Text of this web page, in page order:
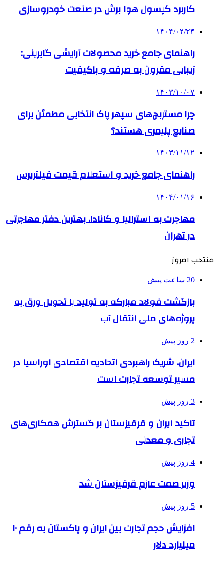
کاربرد کپسول هوا برش در صنعت خودروسازی
۱۴۰۴/۰۲/۲۴
راهنمای جامع خرید محصولات آرایشی گابرینی:
زیبایی مقرون به صرفه و باکیفیت
۱۴۰۳/۱۰/۰۷
چرا مستربچ‌های سپهر پاک انتخابی مطمئن برای
صنایع پلیمری هستند؟
۱۴۰۳/۱۱/۱۲
راهنمای جامع خرید و استعلام قیمت فیلترپرس
۱۴۰۴/۰۱/۱۶
مهاجرت به استرالیا و کانادا، بهترین دفتر مهاجرتی
در تهران
منتخب امروز
20 ساعت پیش
بازگشت فولاد مبارکه به تولید با تحویل ورق به
پروژه‌های ملی انتقال آب
2 روز پیش
ایران، شریک راهبردی اتحادیه اقتصادی اوراسیا در
مسیر توسعه تجارت است
3 روز پیش
تاکید ایران و قرقیزستان بر گسترش همکاری‌های
تجاری و معدنی
4 روز پیش
وزیر صمت عازم قرقیزستان شد
5 روز پیش
افزایش حجم تجارت بین ایران و پاکستان به رقم ۱۰
میلیارد دلار